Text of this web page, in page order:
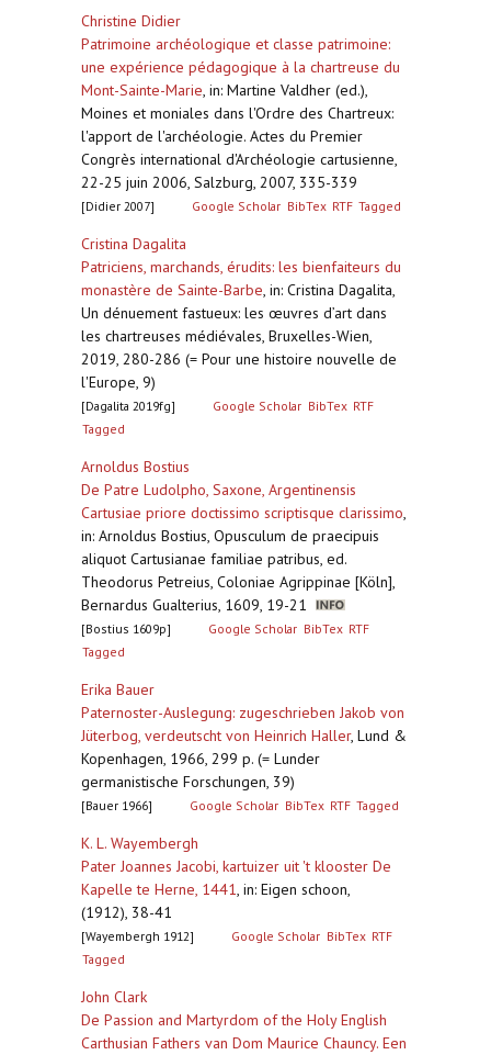
Christine Didier
Patrimoine archéologique et classe patrimoine:
une expérience pédagogique à la chartreuse du
Mont-Sainte-Marie, in: Martine Valdher (ed.),
Moines et moniales dans l'Ordre des Chartreux:
l'apport de l'archéologie. Actes du Premier
Congrès international d'Archéologie cartusienne,
22-25 juin 2006, Salzburg, 2007, 335-339
[Didier 2007] Google Scholar BibTex RTF Tagged
Cristina Dagalita
Patriciens, marchands, érudits: les bienfaiteurs du
monastère de Sainte-Barbe, in: Cristina Dagalita,
Un dénuement fastueux: les œuvres d’art dans
les chartreuses médiévales, Bruxelles-Wien,
2019, 280-286 (= Pour une histoire nouvelle de
l'Europe, 9)
[Dagalita 2019fg] Google Scholar BibTex RTF
Tagged
Arnoldus Bostius
De Patre Ludolpho, Saxone, Argentinensis
Cartusiae priore doctissimo scriptisque clarissimo,
in: Arnoldus Bostius, Opusculum de praecipuis
aliquot Cartusianae familiae patribus, ed.
Theodorus Petreius, Coloniae Agrippinae [Köln],
Bernardus Gualterius, 1609, 19-21
[Bostius 1609p] Google Scholar BibTex RTF
Tagged
Erika Bauer
Paternoster-Auslegung: zugeschrieben Jakob von
Jüterbog, verdeutscht von Heinrich Haller, Lund &
Kopenhagen, 1966, 299 p. (= Lunder
germanistische Forschungen, 39)
[Bauer 1966] Google Scholar BibTex RTF Tagged
K. L. Wayembergh
Pater Joannes Jacobi, kartuizer uit 't klooster De
Kapelle te Herne, 1441, in: Eigen schoon,
(1912), 38-41
[Wayembergh 1912] Google Scholar BibTex RTF
Tagged
John Clark
De Passion and Martyrdom of the Holy English
Carthusian Fathers van Dom Maurice Chauncy. Een